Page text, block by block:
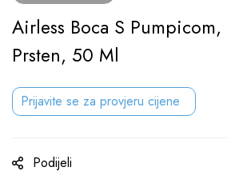
Airless Boca S
Prsten, 50 Ml
Prijavite se za provjeru cijene
Podijeli